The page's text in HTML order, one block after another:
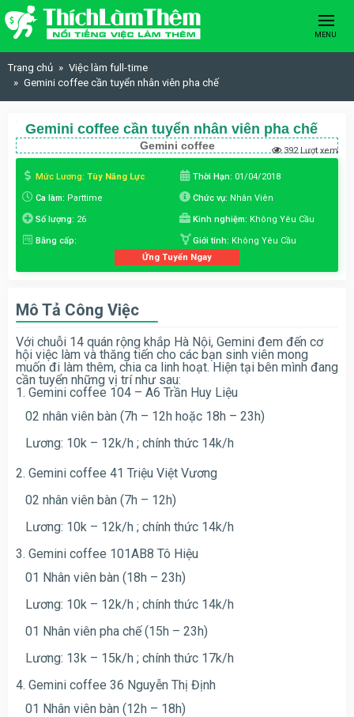
Skip to content
MENU
Trang chủ
Việc làm full-time
Gemini coffee cần tuyển nhân viên pha chế
Gemini coffee cần tuyển nhân viên pha chế
Gemini coffee 392 Lượt xem
Mức Lương: Tùy Năng Lực Thời Hạn: 01/04/2018
Ca làm: Parttime Chức vụ: Nhân Viên
Số lượng: 26 Kinh nghiệm: Không Yêu Cầu
Bằng cấp: Giới tính: Không Yêu Cầu
Ứng Tuyển Ngay
Mô Tả Công Việc
Với chuỗi 14 quán rộng khắp Hà Nội, Gemini đem đến cơ
hội việc làm và thăng tiến cho các bạn sinh viên mong
muốn đi làm thêm, chia ca linh hoạt. Hiện tại bên mình đang
cần tuyển những vị trí như sau:
1. Gemini coffee 104 – A6 Trần Huy Liệu
02 nhân viên bàn (7h – 12h hoặc 18h – 23h)
Lương: 10k – 12k/h ; chính thức 14k/h
2. Gemini coffee 41 Triệu Việt Vương
02 nhân viên bàn (7h – 12h)
Lương: 10k – 12k/h ; chính thức 14k/h
3. Gemini coffee 101AB8 Tô Hiệu
01 Nhân viên bàn (18h – 23h)
Lương: 10k – 12k/h ; chính thức 14k/h
01 Nhân viên pha chế (15h – 23h)
Lương: 13k – 15k/h ; chính thức 17k/h
4. Gemini coffee 36 Nguyễn Thị Định
01 Nhân viên bàn (12h – 18h)